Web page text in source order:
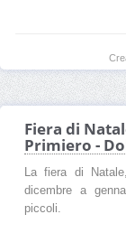
Fiera di
Primiero -
La fiera di
dicembre a
piccoli.